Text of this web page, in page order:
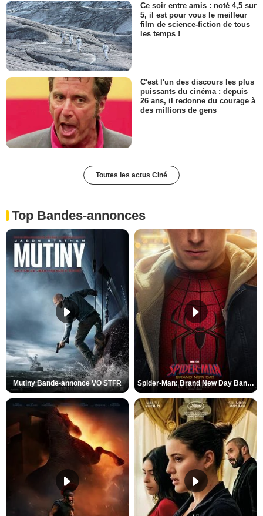
Ce soir entre amis : noté 4,5 sur
5, il est pour vous le meilleur
film de science-fiction de tous
les temps !
C'est l'un des discours les plus
puissants du cinéma : depuis
26 ans, il redonne du courage à
des millions de gens
Toutes les actus Ciné
Top Bandes-annonces
Mutiny Bande-annonce VO STFR Spider-Man: Brand New Day Bande-annonce VO STFR